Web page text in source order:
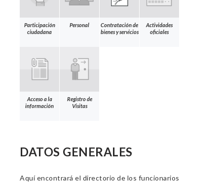
Participación
ciudadana
Personal
Contratación de
bienes y servicios
Actividades
oficiales
Acceso a la
información
Registro de
Visitas
DATOS GENERALES
Aquí encontrará el directorio de los funcionarios